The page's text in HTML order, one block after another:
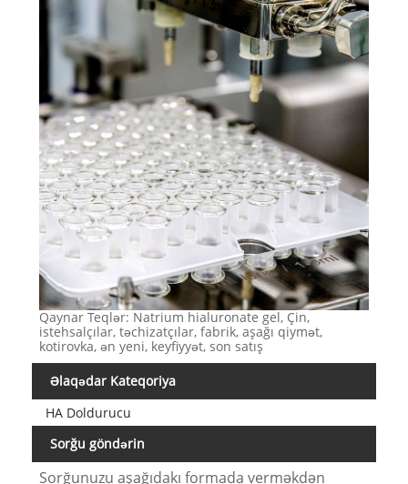
Qaynar Teqlər: Natrium hialuronate gel, Çin,
istehsalçılar, təchizatçılar, fabrik, aşağı qiymət,
kotirovka, ən yeni, keyfiyyət, son satış
Əlaqədar Kateqoriya
HA Doldurucu
Sorğu göndərin
Sorğunuzu aşağıdakı formada verməkdən